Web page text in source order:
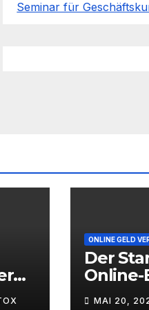
Seminar für
ONLINE GELD
Der
Online-
MAI 20,